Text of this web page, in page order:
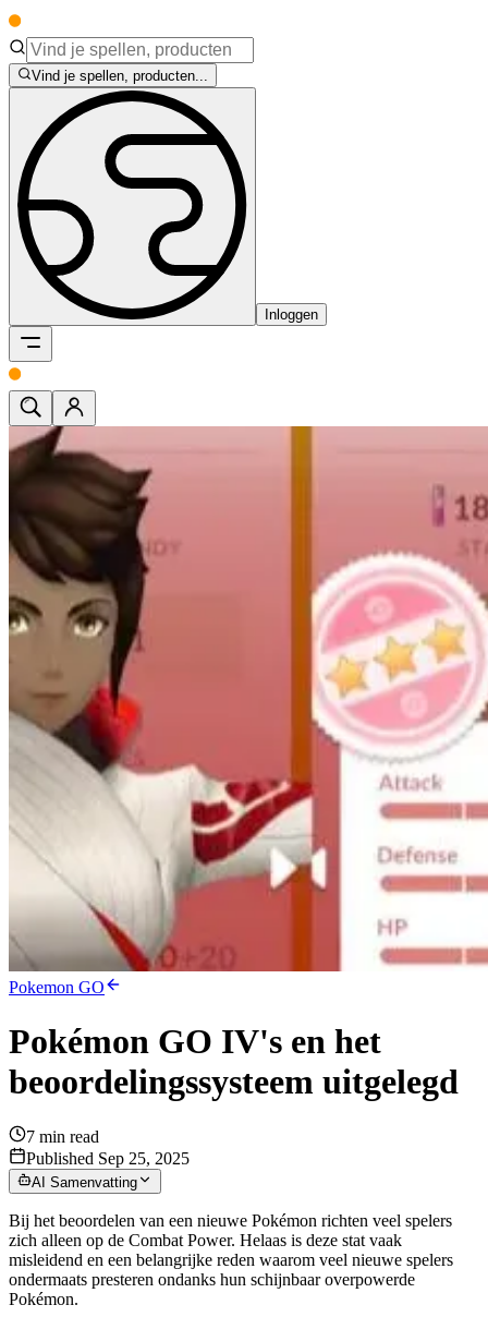
Vind je spellen, producten...
Inloggen
Pokemon GO
Pokémon GO IV's en het
beoordelingssysteem uitgelegd
7 min read
Published Sep 25, 2025
AI Samenvatting
Bij het beoordelen van een nieuwe Pokémon richten veel spelers
zich alleen op de Combat Power. Helaas is deze stat vaak
misleidend en een belangrijke reden waarom veel nieuwe spelers
ondermaats presteren ondanks hun schijnbaar overpowerde
Pokémon.